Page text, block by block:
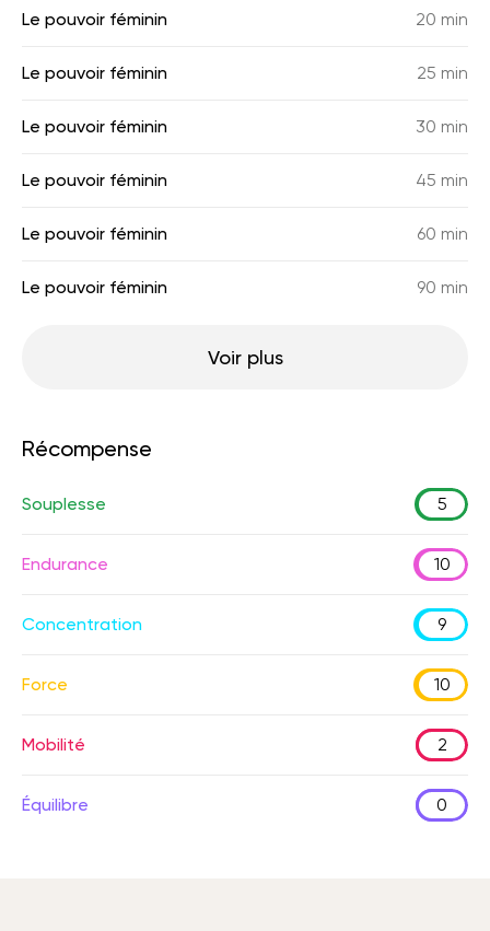
Le pouvoir féminin 20 min
Le pouvoir féminin 25 min
Le pouvoir féminin 30 min
Le pouvoir féminin 45 min
Le pouvoir féminin 60 min
Le pouvoir féminin 90 min
Voir plus
Récompense
Souplesse 5
Endurance 10
Concentration 9
Force 10
Mobilité 2
Équilibre 0